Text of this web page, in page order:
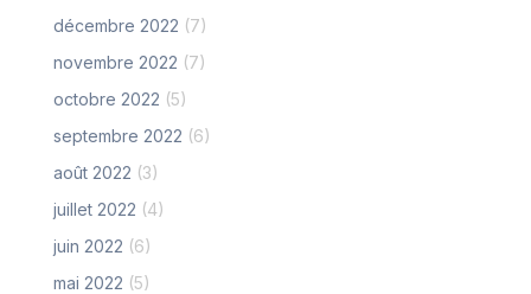
décembre 2022 (7)
novembre 2022 (7)
octobre 2022 (5)
septembre 2022 (6)
août 2022 (3)
juillet 2022 (4)
juin 2022 (6)
mai 2022 (5)